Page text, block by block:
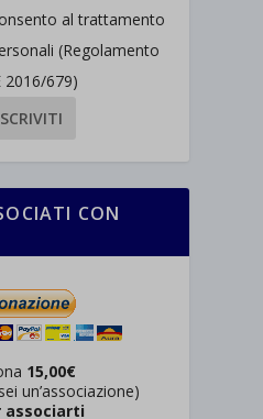
al trattamento
(Regolamento
2016/679)
CON
15,00€
un’associazione)
associarti